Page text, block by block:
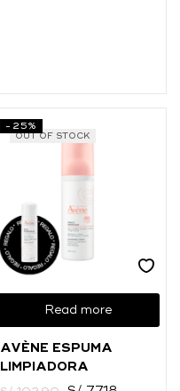
OUT OF STOCK
Read more
-25%
AVÈNE ESPUMA
LIMPIADORA